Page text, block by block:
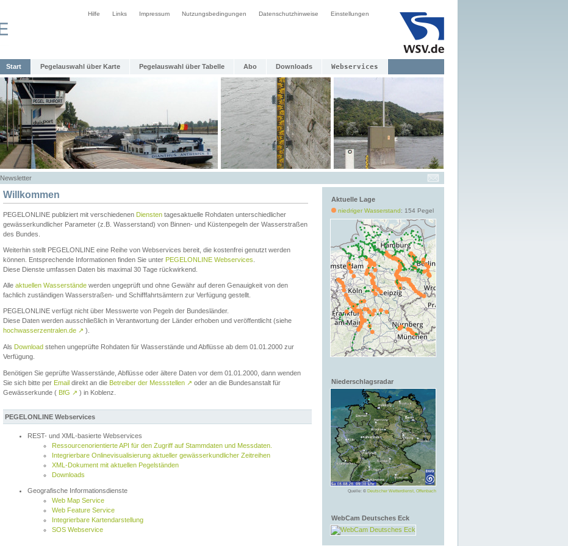
Hilfe Links Impressum Nutzungsbedingungen Datenschutzhinweise Einstellungen
Start Pegelauswahl über Karte Pegelauswahl über Tabelle Abo Downloads Webservices
Newsletter
Aktuelle Lage
niedriger Wasserstand: 154 Pegel
Niederschlagsradar
Quelle: © Deutscher Wetterdienst, Offenbach
WebCam Deutsches Eck
Willkommen
PEGELONLINE publiziert mit verschiedenen Diensten tagesaktuelle Rohdaten unterschiedlicher
gewässerkundlicher Parameter (z.B. Wasserstand) von Binnen- und Küstenpegeln der Wasserstraßen
des Bundes.
Weiterhin stellt PEGELONLINE eine Reihe von Webservices bereit, die kostenfrei genutzt werden
können. Entsprechende Informationen finden Sie unter PEGELONLINE Webservices
Diese Dienste umfassen Daten bis maximal 30 Tage rückwirkend.
Alle aktuellen Wasserstände werden ungeprüft und ohne Gewähr auf deren Genauigkeit von den
fachlich zuständigen Wasserstraßen- und Schifffahrtsämtern zur Verfügung gestellt.
PEGELONLINE verfügt nicht über Messwerte von Pegeln der Bundesländer.
Diese Daten werden ausschließlich in Verantwortung der Länder erhoben und veröffentlicht (siehe
hochwasserzentralen.de ↗ ).
Als Download stehen ungeprüfte Rohdaten für Wasserstände und Abflüsse ab dem 01.01.2000 zur
Verfügung.
Benötigen Sie geprüfte Wasserstände, Abflüsse oder ältere Daten vor dem 01.01.2000, dann wenden
Sie sich bitte per Email direkt an die Betreiber der Messstellen ↗ oder an die Bundesanstalt für
Gewässerkunde ( BfG ↗ ) in Koblenz.
PEGELONLINE Webservices
REST- und XML-basierte Webservices
Ressourcenorientierte API für den Zugriff auf Stammdaten und Messdaten.
Integrierbare Onlinevisualisierung aktueller gewässerkundlicher Zeitreihen
XML-Dokument mit aktuellen Pegelständen
Downloads
Geografische Informationsdienste
Web Map Service
Web Feature Service
Integrierbare Kartendarstellung
SOS Webservice